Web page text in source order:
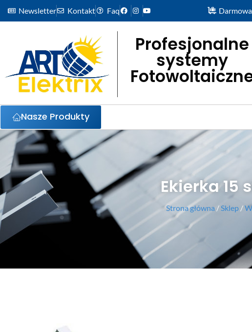
Newsletter Kontakt Faq
Profesjonalne
systemy
Nasze Produkty
Ekierka 15
Strona główna /Sklep /